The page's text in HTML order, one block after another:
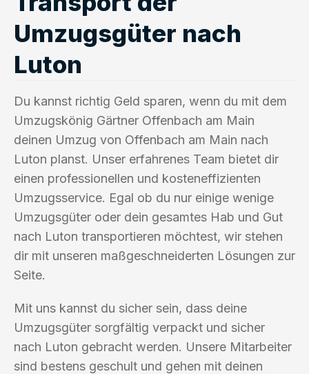
Umzugsgüter nach
Luton
Du kannst richtig Geld sparen, wenn du mit dem
Umzugskönig Gärtner Offenbach am Main
deinen Umzug von Offenbach am Main nach
Luton planst. Unser erfahrenes Team bietet dir
einen professionellen und kosteneffizienten
Umzugsservice. Egal ob du nur einige wenige
Umzugsgüter oder dein gesamtes Hab und Gut
nach Luton transportieren möchtest, wir stehen
dir mit unseren maßgeschneiderten Lösungen zur
Seite.
Mit uns kannst du sicher sein, dass deine
Umzugsgüter sorgfältig verpackt und sicher
nach Luton gebracht werden. Unsere Mitarbeiter
sind bestens geschult und gehen mit deinen